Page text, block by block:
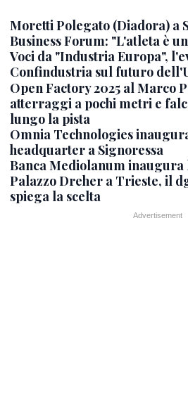
Moretti Polegato (Diadora) a
Business Forum: "L'atleta è
Voci da "Industria Europa",
Confindustria sul futuro
Open Factory 2025 al Marco
atterraggi a pochi metri e
lungo la pista
Omnia Technologies
headquarter a Signoressa
Banca Mediolanum inaugura
Palazzo Dreher a Trieste, il
spiega la scelta